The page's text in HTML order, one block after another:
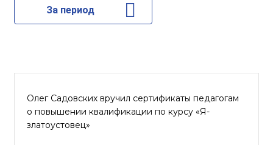
За период
Олег Садовских вручил сертификаты педагогам
о повышении квалификации по курсу «Я-
златоустовец»